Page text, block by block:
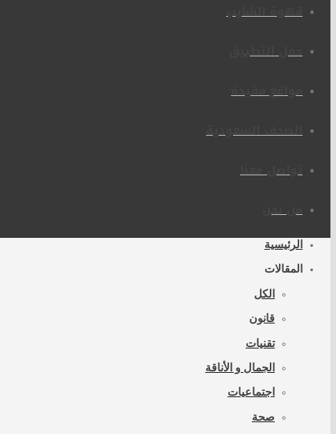
قهوة الشايب
حمل التطبيق
مواقع مفيدة
الصحف السعودية
تواصل معنا
من نحن
الرئيسية
المقالات
الكل
قانون
تقنيات
الجمال و الأناقة
اجتماعيات
صحة